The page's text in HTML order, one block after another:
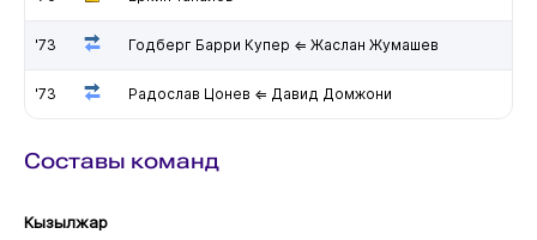
'73 Годберг Барри Купер ⇐ Жаслан Жумашев
'73 Радослав Цонев ⇐ Давид Домжони
Составы команд
Кызылжар